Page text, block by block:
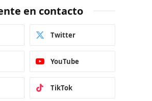
en contacto
Twitter
YouTube
TikTok